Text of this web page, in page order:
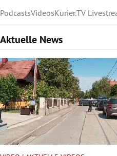
PodcastsVideosKurier.TV
Aktuelle News
Slide 1 von 6